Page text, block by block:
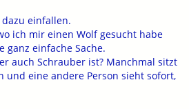
einfallen.
ich mir einen Wolf gesucht habe
ganz einfache Sache.
auch Schrauber ist? Manchmal sitzt
und eine andere Person sieht sofort,